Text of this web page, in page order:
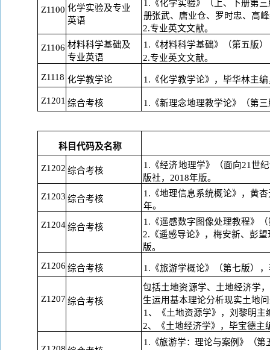
Z1100 化学实验及专业
英语
1.《化学实验》（上、下册第三
册张武、唐业仓、罗时忠、高
2.专业英文文献。
Z1106 材料科学基础及
专业英语
1.《材料科学基础》（第五版
2.专业英文文献。
Z1118 化学教学论 1.《化学教学论》，毕华林主
Z1201 综合考核 1.《新理念地理教学论》（第三
科目代码及名称
Z1202 综合考核
1.《经济地理学》（面向21世
版社， 2018年版。
Z1203 综合考核
1.《地理信息系统概论》，黄
年。
Z1204 综合考核
1.《遥感数字图像处理教程》
2.《遥感导论》，梅安新、彭
版。
Z1206 综合考核 1.《旅游学概论》（第七版），
Z1207 综合考核
包括土地资源学、土地经济学
生运用基本理论分析现实土地
1、《土地资源学》，刘黎明
2、《土地经济学》，毕宝德主
1.《旅游学：理论与案例》（第